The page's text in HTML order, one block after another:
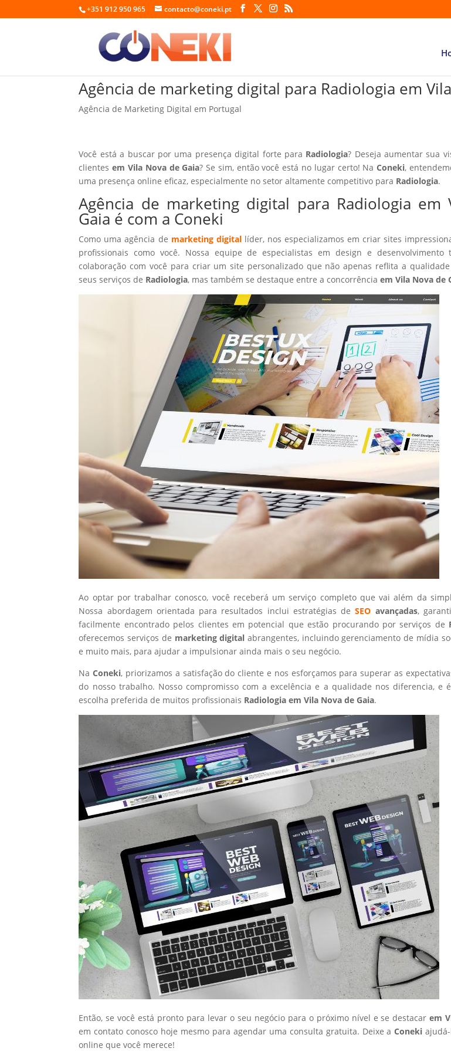
+351 912 950 965 contacto@coneki.pt
Agência de marketing digital para Radiologia em
Agência de Marketing Digital em Portugal
Você está a buscar por uma presença digital forte para Radiologia? Deseja aumentar sua
clientesem Vila Nova de Gaia? Se sim, então você está no lugar certo! NaConeki,
uma presença online eficaz, especialmente no setor altamente competitivo para Radiologia.
Agência de marketing digital para Radiologia em
Gaia é com a Coneki
Como uma agência de marketing digitallíder, nos especializamos em criar sites
profissionais como você. Nossa equipe de especialistas em design e desenvolvimento
colaboração com você para criar um site personalizado que não apenas reflita a
seus serviços de Radiologia, mas também se destaque entre a concorrênciaem Vila Nova de
Ao optar por trabalhar conosco, você receberá um serviço completo que vai além da
Nossa abordagem orientada para resultados inclui estratégias deSEO avançadas,
facilmente encontrado pelos clientes em potencial que estão procurando por serviços de
oferecemos serviços de marketing digital abrangentes, incluindo gerenciamento de mídia
e muito mais, para ajudar a impulsionar ainda mais o seu negócio.
NaConeki, priorizamos a satisfação do cliente e nos esforçamos para superar as
do nosso trabalho. Nosso compromisso com a excelência e a qualidade nos diferencia, e
escolha preferida de muitos profissionais Radiologia em Vila Nova de Gaia.
Então, se você está pronto para levar o seu negócio para o próximo nível e se destacarem
em contato conosco hoje mesmo para agendar uma consulta gratuita. Deixe aConeki
online que você merece!